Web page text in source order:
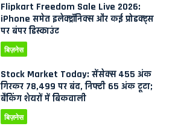
Flipkart Freedom Sale Live 2026:
iPhone समेत इलेक्ट्रॉनिक्स और कई प्रोडक्ट्स
पर बंपर डिस्काउंट
बिज़नेस
Stock Market Today: सेंसेक्स 455 अंक
गिरकर 78,499 पर बंद, निफ्टी 65 अंक टूटा;
बैंकिंग शेयरों में बिकवाली
बिज़नेस